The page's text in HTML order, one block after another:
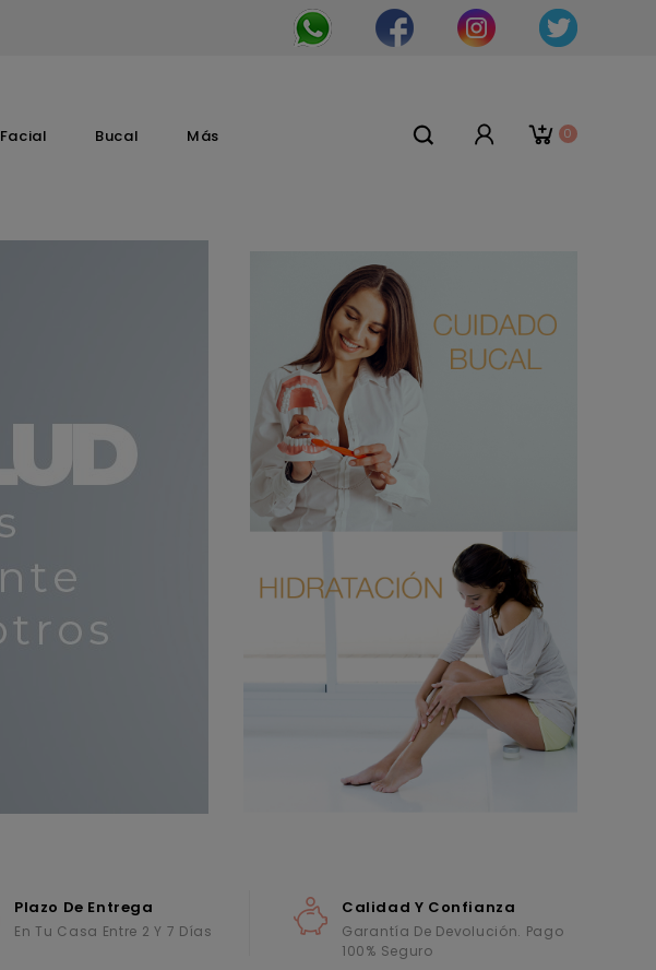
0
Facial Bucal Más
Plazo De Entrega
En Tu Casa Entre 2 Y 7 Días
Calidad Y Confianza
Garantía De Devolución. Pago
100% Seguro